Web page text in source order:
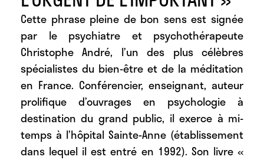
Cette phrase pleine de bon sens est signée
par le psychiatre et psychothérapeute
Christophe André, l’un des plus célèbres
spécialistes du bien-être et de la méditation
en France. Conférencier, enseignant, auteur
prolifique d’ouvrages en psychologie à
destination du grand public, il exerce à mi-
temps à l’hôpital Sainte-Anne (établissement
dans lequel il est entré en 1992). Son livre «